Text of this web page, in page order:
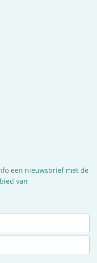
een nieuwsbrief met de
van